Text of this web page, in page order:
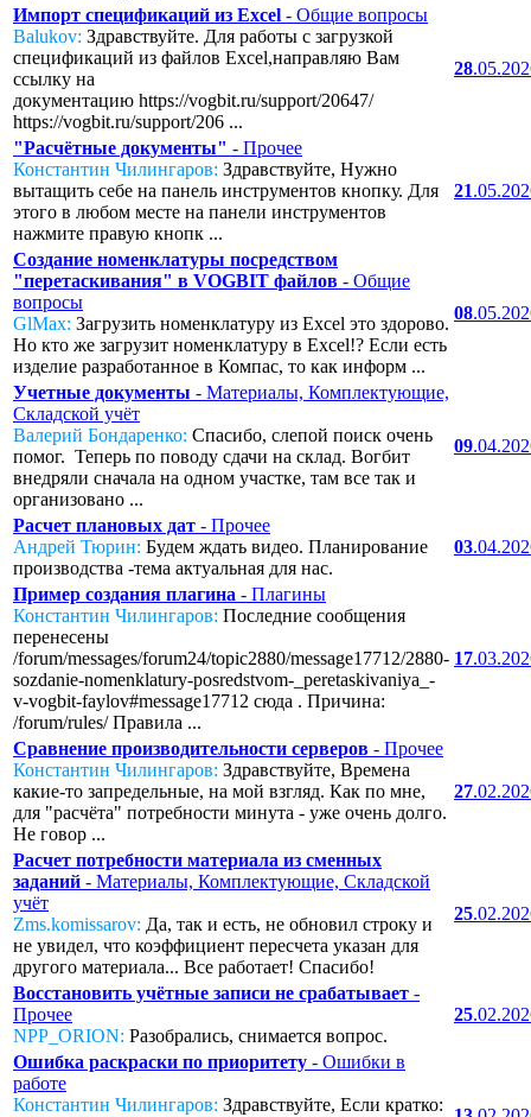
Импорт спецификаций из Excel - Общие вопросы
Balukov: Здравствуйте. Для работы с загрузкой
спецификаций из файлов Excel,направляю Вам
ссылку на
документацию https://vogbit.ru/support/20647/
https://vogbit.ru/support/206 ...
28
"Расчётные документы" - Прочее
Константин Чилингаров: Здравствуйте, Нужно
вытащить себе на панель инструментов кнопку. Для
этого в любом месте на панели инструментов
нажмите правую кнопк ...
21
Создание номенклатуры посредством
"перетаскивания" в VOGBIT файлов - Общие
вопросы
GlMax: Загрузить номенклатуру из Excel это здорово.
Но кто же загрузит номенклатуру в Excel!? Если есть
изделие разработанное в Компас, то как информ ...
08
Учетные документы - Материалы, Комплектующие,
Складской учёт
Валерий Бондаренко: Спасибо, слепой поиск очень
помог. Теперь по поводу сдачи на склад. Вогбит
внедряли сначала на одном участке, там все так и
организовано ...
09
Расчет плановых дат - Прочее
Андрей Тюрин: Будем ждать видео. Планирование
производства -тема актуальная для нас.
03
Пример создания плагина - Плагины
Константин Чилингаров: Последние сообщения
перенесены
/forum/messages/forum24/topic2880/message17712/2880-
sozdanie-nomenklatury-posredstvom-_peretaskivaniya_-
v-vogbit-faylov#message17712 сюда . Причина:
/forum/rules/ Правила ...
17
Сравнение производительности серверов - Прочее
Константин Чилингаров: Здравствуйте, Времена
какие-то запредельные, на мой взгляд. Как по мне,
для "расчёта" потребности минута - уже очень долго.
Не говор ...
27
Расчет потребности материала из сменных
заданий - Материалы, Комплектующие, Складской
учёт
Zms.komissarov: Да, так и есть, не обновил строку и
не увидел, что коэффициент пересчета указан для
другого материала... Все работает! Спасибо!
25
Восстановить учётные записи не срабатывает -
Прочее
NPP_ORION: Разобрались, снимается вопрос.
25
Ошибка раскраски по приоритету - Ошибки в
работе
Константин Чилингаров: Здравствуйте, Если кратко: